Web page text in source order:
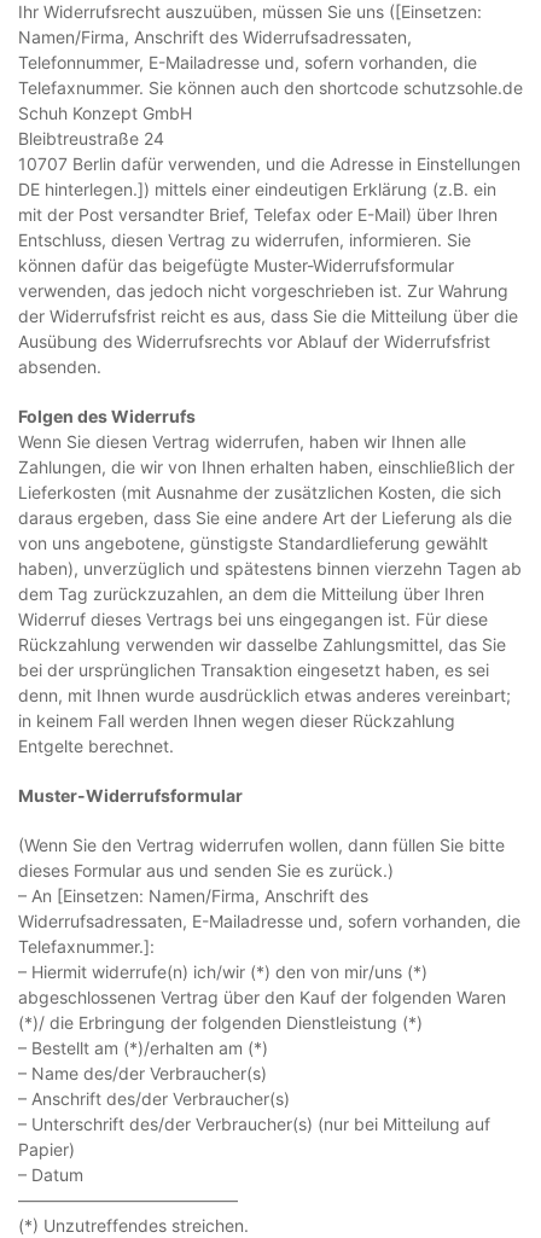
Ihr Widerrufsrecht auszuüben, müssen Sie uns ([Einsetzen:
Namen/Firma, Anschrift des Widerrufsadressaten,
Telefonnummer, E-Mailadresse und, sofern vorhanden, die
Telefaxnummer. Sie können auch den shortcode schutzsohle.de
Schuh Konzept GmbH
Bleibtreustraße 24
10707 Berlin dafür verwenden, und die Adresse in Einstellungen
DE hinterlegen.]) mittels einer eindeutigen Erklärung (z.B. ein
mit der Post versandter Brief, Telefax oder E-Mail) über Ihren
Entschluss, diesen Vertrag zu widerrufen, informieren. Sie
können dafür das beigefügte Muster-Widerrufsformular
verwenden, das jedoch nicht vorgeschrieben ist. Zur Wahrung
der Widerrufsfrist reicht es aus, dass Sie die Mitteilung über die
Ausübung des Widerrufsrechts vor Ablauf der Widerrufsfrist
absenden.
Folgen des Widerrufs
Wenn Sie diesen Vertrag widerrufen, haben wir Ihnen alle
Zahlungen, die wir von Ihnen erhalten haben, einschließlich der
Lieferkosten (mit Ausnahme der zusätzlichen Kosten, die sich
daraus ergeben, dass Sie eine andere Art der Lieferung als die
von uns angebotene, günstigste Standardlieferung gewählt
haben), unverzüglich und spätestens binnen vierzehn Tagen ab
dem Tag zurückzuzahlen, an dem die Mitteilung über Ihren
Widerruf dieses Vertrags bei uns eingegangen ist. Für diese
Rückzahlung verwenden wir dasselbe Zahlungsmittel, das Sie
bei der ursprünglichen Transaktion eingesetzt haben, es sei
denn, mit Ihnen wurde ausdrücklich etwas anderes vereinbart;
in keinem Fall werden Ihnen wegen dieser Rückzahlung
Entgelte berechnet.
Muster-Widerrufsformular
(Wenn Sie den Vertrag widerrufen wollen, dann füllen Sie bitte
dieses Formular aus und senden Sie es zurück.)
– An [Einsetzen: Namen/Firma, Anschrift des
Widerrufsadressaten, E-Mailadresse und, sofern vorhanden, die
Telefaxnummer.]:
– Hiermit widerrufe(n) ich/wir (*) den von mir/uns (*)
abgeschlossenen Vertrag über den Kauf der folgenden Waren
(*)/ die Erbringung der folgenden Dienstleistung (*)
– Bestellt am (*)/erhalten am (*)
– Name des/der Verbraucher(s)
– Anschrift des/der Verbraucher(s)
– Unterschrift des/der Verbraucher(s) (nur bei Mitteilung auf
Papier)
– Datum
—————————————
(*) Unzutreffendes streichen.